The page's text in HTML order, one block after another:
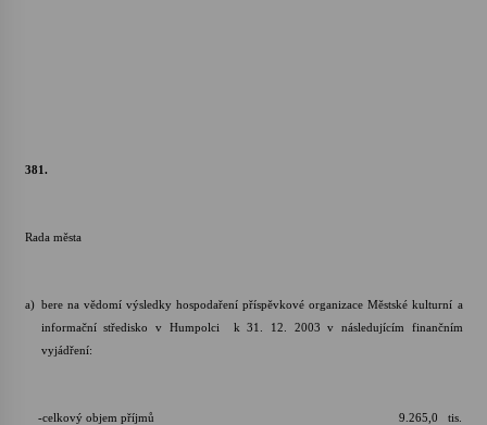
381.
Rada města
a) bere na vědomí výsledky hospodaření příspěvkové organizace Městské kulturní a
informační středisko v Humpolci k 31. 12. 2003 v následujícím finančním
vyjádření:
-celkový objem příjmů 9.265,0 tis.